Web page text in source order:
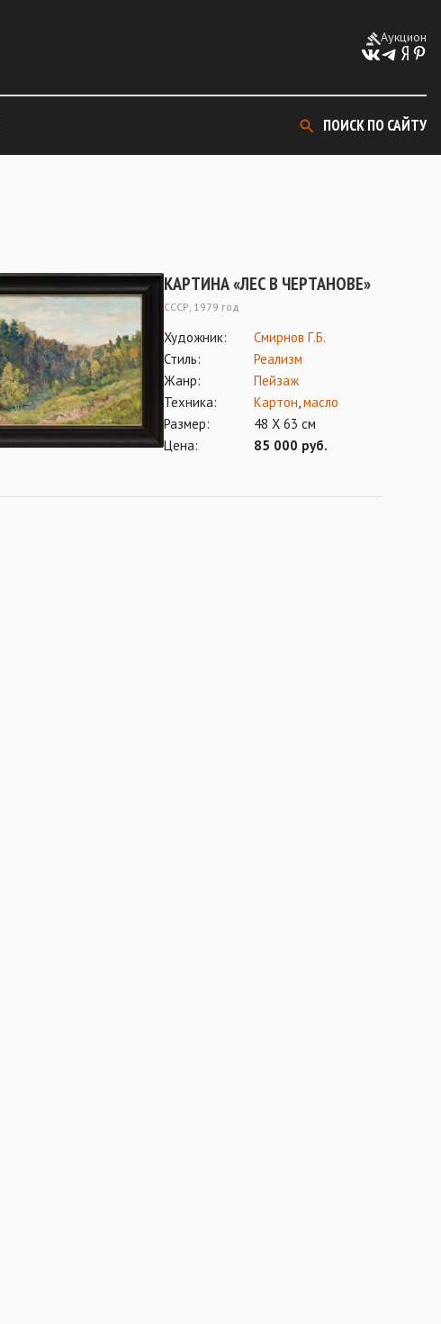
Аукцион
ПОИСК ПО САЙТУ
КАРТИНА «ЛЕС В ЧЕРТАНОВЕ»
СССР, 1979 год
Художник:
Смирнов Г.Б.
Стиль:
Реализм
Жанр:
Пейзаж
Техника:
Картон,масло
Размер:
48 Х 63 см
Цена:
85 000 руб.